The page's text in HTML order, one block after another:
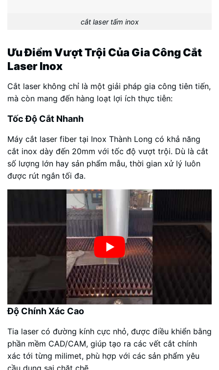
cắt laser tấm inox
Ưu Điểm Vượt Trội Của Gia Công Cắt
Laser Inox
Cắt laser không chỉ là một giải pháp gia công tiên tiến,
mà còn mang đến hàng loạt lợi ích thực tiễn:
Tốc Độ Cắt Nhanh
Máy cắt laser fiber tại Inox Thành Long có khả năng
cắt inox dày đến 20mm với tốc độ vượt trội. Dù là cắt
số lượng lớn hay sản phẩm mẫu, thời gian xử lý luôn
được rút ngắn tối đa.
Độ Chính Xác Cao
Tia laser có đường kính cực nhỏ, được điều khiển bằng
phần mềm CAD/CAM, giúp tạo ra các vết cắt chính
xác tới từng milimet, phù hợp với các sản phẩm yêu